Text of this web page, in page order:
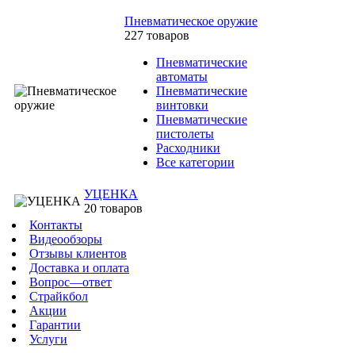
Пневматическое оружие
227 товаров
Пневматические
автоматы
Пневматические
винтовки
Пневматические
пистолеты
Расходники
Все категории
УЦЕНКА
20 товаров
Контакты
Видеообзоры
Отзывы клиентов
Доставка и оплата
Вопрос—ответ
Страйкбол
Акции
Гарантии
Услуги